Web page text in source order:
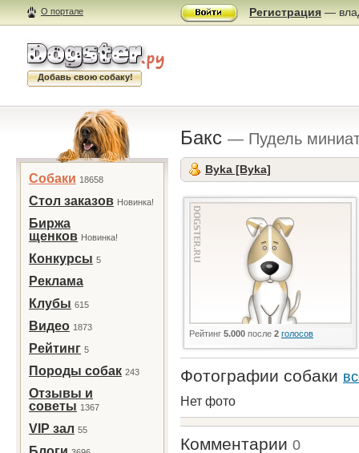
О портале Регистрация —
Добавь свою собаку!
Собаки 18658
Стол заказов Новинка!
Биржа
щенков Новинка!
Конкурсы 5
Реклама
Клубы 615
Видео 1873
Рейтинг 5
Породы собак 243
Отзывы и
советы 1367
VIP зал 55
Бакс — Пудель
Byka [Byka]
Рейтинг 5.000 после 2 голосов
Фотографии собаки
Нет фото
Комментарии 0